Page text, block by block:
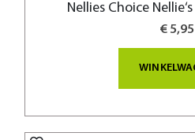
Nellies Choice
€ 5,95